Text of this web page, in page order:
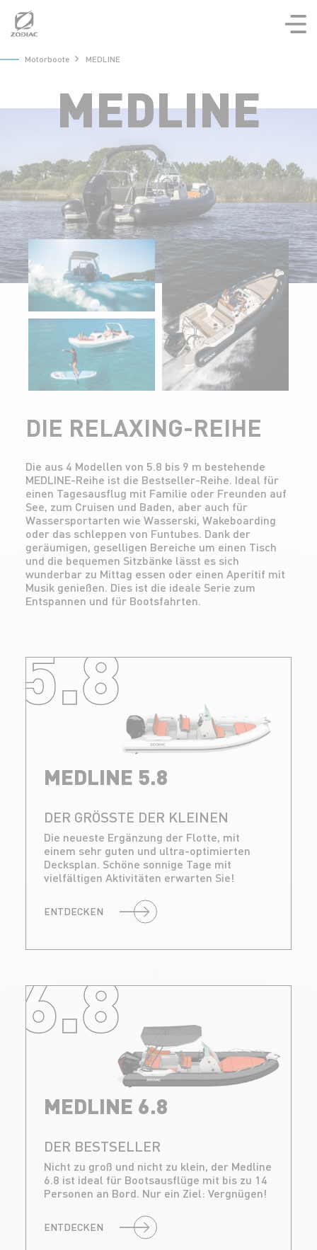
contenu
Motorboote MEDLINE
MEDLINE
DIE RELAXING-REIHE
Die aus 4 Modellen von 5.8 bis 9 m bestehende
MEDLINE-Reihe ist die Bestseller-Reihe. Ideal für
einen Tagesausflug mit Familie oder Freunden auf
See, zum Cruisen und Baden, aber auch für
Wassersportarten wie Wasserski, Wakeboarding
oder das schleppen von Funtubes. Dank der
geräumigen, geselligen Bereiche um einen Tisch
und die bequemen Sitzbänke lässt es sich
wunderbar zu Mittag essen oder einen Aperitif mit
Musik genießen. Dies ist die ideale Serie zum
Entspannen und für Bootsfahrten.
5.8
MEDLINE 5.8
DER GRÖSSTE DER KLEINEN
Die neueste Ergänzung der Flotte, mit
einem sehr guten und ultra-optimierten
Decksplan. Schöne sonnige Tage mit
vielfältigen Aktivitäten erwarten Sie!
ENTDECKEN
6.8
MEDLINE 6.8
DER BESTSELLER
Nicht zu groß und nicht zu klein, der Medline
6.8 ist ideal für Bootsausflüge mit bis zu 14
Personen an Bord. Nur ein Ziel: Vergnügen!
ENTDECKEN